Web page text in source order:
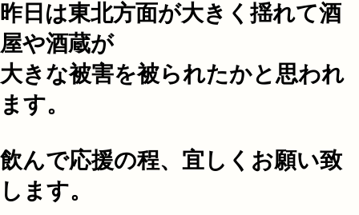
昨日は東北方面が大きく揺れて酒
屋や酒蔵が
大きな被害を被られたかと思われ
ます。
飲んで応援の程、宜しくお願い致
します。